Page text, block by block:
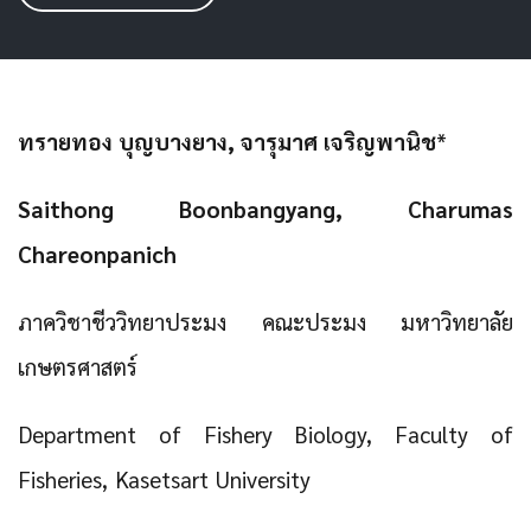
ทรายทอง บุญบางยาง, จารุมาศ เจริญพานิช*
Saithong Boonbangyang, Charumas
Chareonpanich
ภาควิชาชีววิทยาประมง คณะประมง มหาวิทยาลัย
เกษตรศาสตร์
Department of Fishery Biology, Faculty of
Fisheries, Kasetsart University